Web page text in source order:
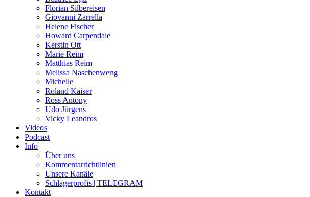
Florian Silbereisen
Giovanni Zarrella
Helene Fischer
Howard Carpendale
Kerstin Ott
Marie Reim
Matthias Reim
Melissa Naschenweng
Michelle
Roland Kaiser
Ross Antony
Udo Jürgens
Vicky Leandros
Videos
Podcast
Info
Über uns
Kommentarrichtlinien
Unsere Kanäle
Schlagerprofis | TELEGRAM
Kontakt